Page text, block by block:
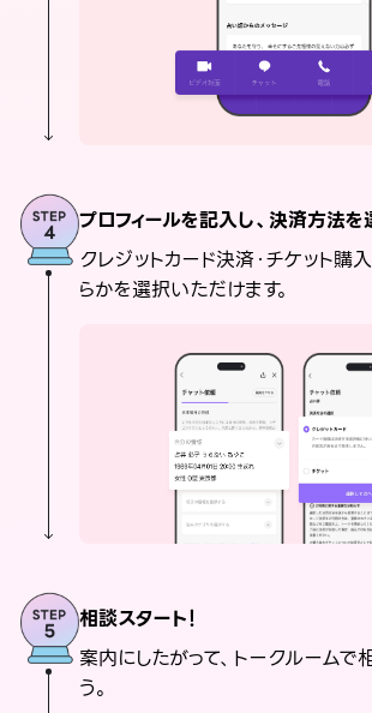
プロフィールを記入し、決済方法を
クレジットカード決済・チケット購
らかを選択いただけます。
相談スタート！
案内にしたがって、トークルームで
う。